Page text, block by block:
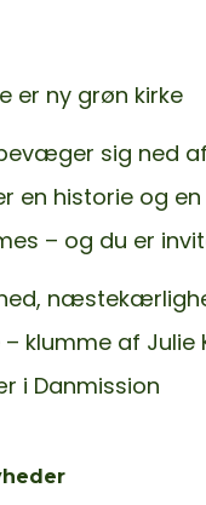
er ny grøn kirke
sig ned
en historie og
– og du er
klumme af Julie
i Danmission